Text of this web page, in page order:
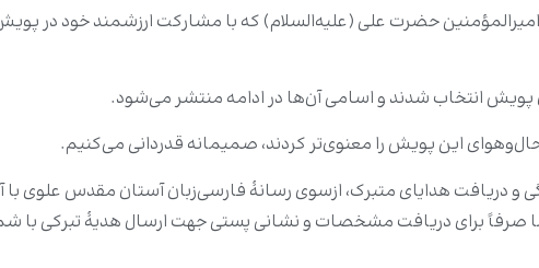
حضرت علی (علیه‌السلام) که با مشارکت ارزشمند خود در پویش
این پویش را معنوی‌تر کردند، صمیمانه قدردانی می‌کنیم.
و دریافت هدایای متبرک، ازسوی رسانهٔ فارسی‌زبان آستان مقدس علوی
صرفاً برای دریافت مشخصات و نشانی پستی جهت ارسال هدیهٔ تبرکی با